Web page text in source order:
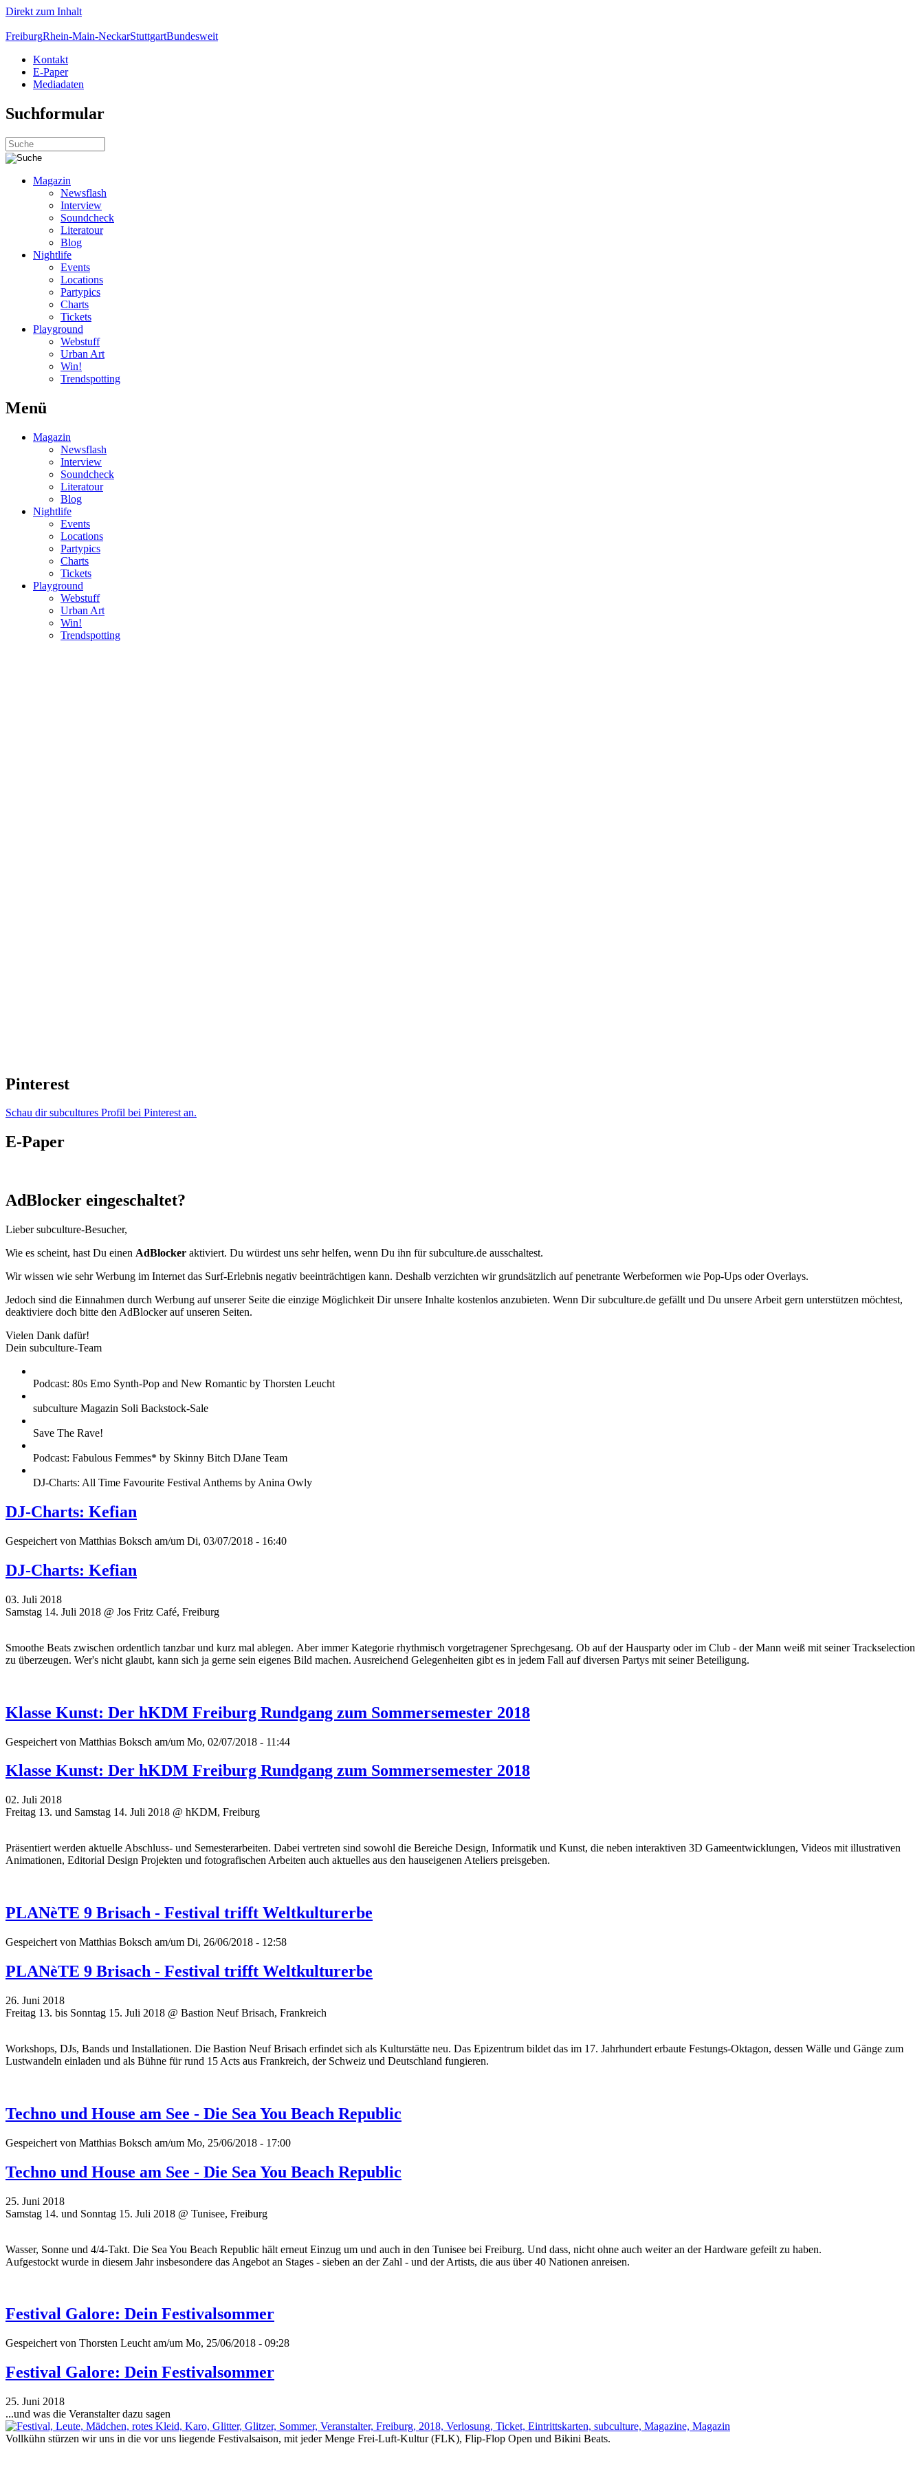
Direkt zum Inhalt
FreiburgRhein-Main-NeckarStuttgartBundesweit
Kontakt
E-Paper
Mediadaten
Suchformular
Magazin
Newsflash
Interview
Soundcheck
Literatour
Blog
Nightlife
Events
Locations
Partypics
Charts
Tickets
Playground
Webstuff
Urban Art
Win!
Trendspotting
Menü
Magazin
Newsflash
Interview
Soundcheck
Literatour
Blog
Nightlife
Events
Locations
Partypics
Charts
Tickets
Playground
Webstuff
Urban Art
Win!
Trendspotting
Pinterest
Schau dir subcultures Profil bei Pinterest an.
E-Paper
AdBlocker eingeschaltet?
Lieber subculture-Besucher,
Wie es scheint, hast Du einen AdBlocker aktiviert. Du würdest uns sehr helfen, wenn Du ihn für subculture.de ausschaltest.
Wir wissen wie sehr Werbung im Internet das Surf-Erlebnis negativ beeinträchtigen kann. Deshalb verzichten wir grundsätzlich auf penetrante Werbeformen wie Pop-Ups oder Overlays.
Jedoch sind die Einnahmen durch Werbung auf unserer Seite die einzige Möglichkeit Dir unsere Inhalte kostenlos anzubieten. Wenn Dir subculture.de gefällt und Du unsere Arbeit gern unterstützen möchtest,
deaktiviere doch bitte den AdBlocker auf unseren Seiten.
Vielen Dank dafür!
Dein subculture-Team
Podcast: 80s Emo Synth-Pop and New Romantic by Thorsten Leucht
subculture Magazin Soli Backstock-Sale
Save The Rave!
Podcast: Fabulous Femmes* by Skinny Bitch DJane Team
DJ-Charts: All Time Favourite Festival Anthems by Anina Owly
DJ-Charts: Kefian
Gespeichert von Matthias Boksch am/um Di, 03/07/2018 - 16:40
DJ-Charts: Kefian
03. Juli 2018
Samstag 14. Juli 2018 @ Jos Fritz Café, Freiburg
Smoothe Beats zwischen ordentlich tanzbar und kurz mal ablegen. Aber immer Kategorie rhythmisch vorgetragener Sprechgesang. Ob auf der Hausparty oder im Club - der Mann weiß mit seiner Trackselection
zu überzeugen. Wer's nicht glaubt, kann sich ja gerne sein eigenes Bild machen. Ausreichend Gelegenheiten gibt es in jedem Fall auf diversen Partys mit seiner Beteiligung.
Klasse Kunst: Der hKDM Freiburg Rundgang zum Sommersemester 2018
Gespeichert von Matthias Boksch am/um Mo, 02/07/2018 - 11:44
Klasse Kunst: Der hKDM Freiburg Rundgang zum Sommersemester 2018
02. Juli 2018
Freitag 13. und Samstag 14. Juli 2018 @ hKDM, Freiburg
Präsentiert werden aktuelle Abschluss- und Semesterarbeiten. Dabei vertreten sind sowohl die Bereiche Design, Informatik und Kunst, die neben interaktiven 3D Gameentwicklungen, Videos mit illustrativen
Animationen, Editorial Design Projekten und fotografischen Arbeiten auch aktuelles aus den hauseigenen Ateliers preisgeben.
PLANèTE 9 Brisach - Festival trifft Weltkulturerbe
Gespeichert von Matthias Boksch am/um Di, 26/06/2018 - 12:58
PLANèTE 9 Brisach - Festival trifft Weltkulturerbe
26. Juni 2018
Freitag 13. bis Sonntag 15. Juli 2018 @ Bastion Neuf Brisach, Frankreich
Workshops, DJs, Bands und Installationen. Die Bastion Neuf Brisach erfindet sich als Kulturstätte neu. Das Epizentrum bildet das im 17. Jahrhundert erbaute Festungs-Oktagon, dessen Wälle und Gänge zum
Lustwandeln einladen und als Bühne für rund 15 Acts aus Frankreich, der Schweiz und Deutschland fungieren.
Techno und House am See - Die Sea You Beach Republic
Gespeichert von Matthias Boksch am/um Mo, 25/06/2018 - 17:00
Techno und House am See - Die Sea You Beach Republic
25. Juni 2018
Samstag 14. und Sonntag 15. Juli 2018 @ Tunisee, Freiburg
Wasser, Sonne und 4/4-Takt. Die Sea You Beach Republic hält erneut Einzug um und auch in den Tunisee bei Freiburg. Und dass, nicht ohne auch weiter an der Hardware gefeilt zu haben.
Aufgestockt wurde in diesem Jahr insbesondere das Angebot an Stages - sieben an der Zahl - und der Artists, die aus über 40 Nationen anreisen.
Festival Galore: Dein Festivalsommer
Gespeichert von Thorsten Leucht am/um Mo, 25/06/2018 - 09:28
Festival Galore: Dein Festivalsommer
25. Juni 2018
...und was die Veranstalter dazu sagen
Vollkühn stürzen wir uns in die vor uns liegende Festivalsaison, mit jeder Menge Frei-Luft-Kultur (FLK), Flip-Flop Open und Bikini Beats.